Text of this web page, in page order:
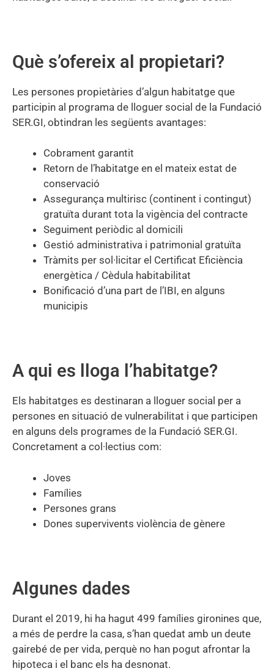
Què s’ofereix al propietari?
Les persones propietàries d’algun habitatge que
participin al programa de lloguer social de la Fundació
SER.GI, obtindran les següents avantages:
Cobrament garantit
Retorn de l’habitatge en el mateix estat de
conservació
Assegurança multirisc (continent i contingut)
gratuïta durant tota la vigència del contracte
Seguiment periòdic al domicili
Gestió administrativa i patrimonial gratuïta
Tràmits per sol·licitar el Certificat Eficiència
energètica / Cèdula habitabilitat
Bonificació d’una part de l’IBI, en alguns
municipis
A qui es lloga l’habitatge?
Els habitatges es destinaran a lloguer social per a
persones en situació de vulnerabilitat i que participen
en alguns dels programes de la Fundació SER.GI.
Concretament a col·lectius com:
Joves
Famílies
Persones grans
Dones supervivents violència de gènere
Algunes dades
Durant el 2019, hi ha hagut 499 famílies gironines que,
a més de perdre la casa, s’han quedat amb un deute
gairebé de per vida, perquè no han pogut afrontar la
hipoteca i el banc els ha desnonat.